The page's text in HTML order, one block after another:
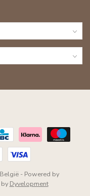
- Powered by
by Dyvelopment